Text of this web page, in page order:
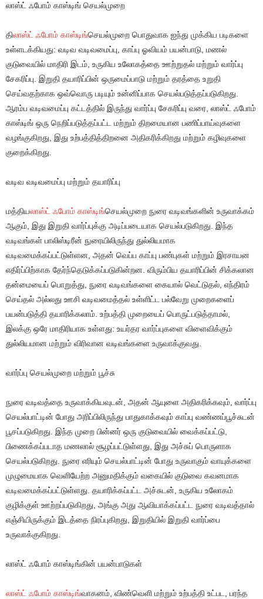
லாஸ்ட் ஃபோம் காஸ்டிங் செயல்முறை
திலாஸ்ட் ஃபோம் காஸ்டிங்செயல்முறை பொதுவாக ஐந்து முக்கிய படிகளை
உள்ளடக்கியது: வடிவ வடிவமைப்பு, காப்பு ஓவியம் பயன்பாடு, மணல்
குடுவையில் மாதிரி இடம், உருகிய உலோகத்தை ஊற்றுதல் மற்றும் வார்ப்பு
சேகரிப்பு. இறுதி தயாரிப்பின் ஒருமைப்பாடு மற்றும் தரத்தை உறுதி
செய்வதற்காக ஒவ்வொரு படியும் உன்னிப்பாக செயல்படுத்தப்படுகிறது.
ஆரம்ப வடிவமைப்பு கட்டத்தில் இருந்து வார்ப்பு சேகரிப்பு வரை, லாஸ்ட் ஃபோம்
காஸ்டிங் ஒரு நெறிப்படுத்தப்பட்ட மற்றும் திறமையான பணிப்பாய்வுகளை
வழங்குகிறது, இது உற்பத்தித்திறனை அதிகரிக்கிறது மற்றும் கழிவுகளை
குறைக்கிறது.
வடிவ வடிவமைப்பு மற்றும் தயாரிப்பு
மத்தியலாஸ்ட் ஃபோம் காஸ்டிங்செயல்முறை நுரை வடிவங்களின் உருவாக்கம்
ஆகும், இது இறுதி வார்ப்புக்கு அடிப்படையாக செயல்படுகிறது. இந்த
வடிவங்கள் பாலிஸ்டிரீன் நுரையிலிருந்து துல்லியமாக
வடிவமைக்கப்பட்டுள்ளன, அதன் வெப்ப காப்பு பண்புகள் மற்றும் இரசாயன
எதிர்ப்பிற்காக தேர்ந்தெடுக்கப்படுகின்றன. விரும்பிய தயாரிப்பின் சிக்கலான
தன்மையைப் பொறுத்து, நுரை வடிவங்களை கையால் வெட்டுதல், எந்திரம்
செய்தல் அல்லது ஊசி வடிவமைத்தல் உள்ளிட்ட பல்வேறு முறைகளைப்
பயன்படுத்தி தயாரிக்கலாம். உற்பத்தி முறையைப் பொருட்படுத்தாமல்,
இலக்கு ஒரே மாதிரியாக உள்ளது: உயர்தர வார்ப்புகளை விளைவிக்கும்
துல்லியமான மற்றும் விரிவான வடிவங்களை உருவாக்குவது.
வார்ப்பு செயல்முறை மற்றும் பூச்சு
நுரை வடிவத்தை உருவாக்கியவுடன், அதன் ஆயுளை அதிகரிக்கவும், வார்ப்பு
செயல்பாட்டின் போது அரிப்பிலிருந்து பாதுகாக்கவும் காப்பு வண்ணப்பூச்சுடன்
பூசப்படுகிறது. இந்த முறை பின்னர் ஒரு குடுவையில் வைக்கப்பட்டு,
பிணைக்கப்படாத மணலால் சூழப்பட்டுள்ளது, இது அச்சுப் பொருளாக
செயல்படுகிறது. நுரை எரியும் செயல்பாட்டின் போது உருவாகும் வாயுக்களை
முழுமையாக வெளியேற்ற அனுமதிக்கும் வகையில் குடுவை கவனமாக
வடிவமைக்கப்பட்டுள்ளது. தயாரிக்கப்பட்ட அச்சுடன், உருகிய உலோகம்
குழிக்குள் ஊற்றப்படுகிறது, அங்கு அது ஆவியாக்கப்பட்ட நுரை வடிவத்தால்
எஞ்சியிருக்கும் இடத்தை நிரப்புகிறது, இறுதியில் இறுதி வார்ப்பை
உருவாக்குகிறது.
லாஸ்ட் ஃபோம் காஸ்டிங்கின் பயன்பாடுகள்
லாஸ்ட் ஃபோம் காஸ்டிங்வாகனம், விண்வெளி மற்றும் உற்பத்தி உட்பட, பரந்த